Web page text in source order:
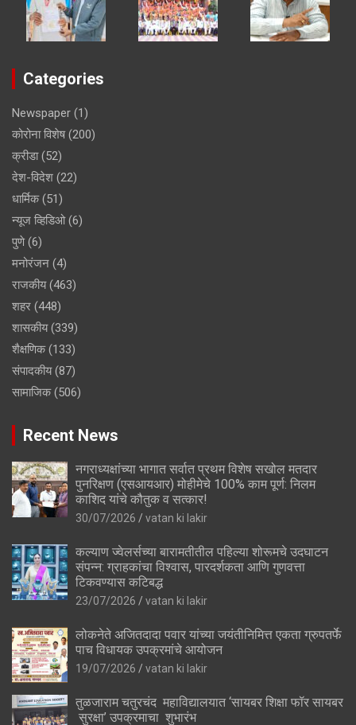
Categories
Newspaper (1)
कोरोना विशेष(200)
क्रीडा(52)
देश-विदेश (22)
धार्मिक(51)
न्यूज व्हिडिओ(6)
पुणे(6)
मनोरंजन (4)
राजकीय(463)
शहर (448)
शासकीय(339)
शैक्षणिक(133)
संपादकीय(87)
सामाजिक(506)
Recent News
नगराध्यक्षांच्या भागात सर्वात प्रथम विशेष सखोल मतदार
पुनरिक्षण (एसआयआर) मोहीमेचे 100% काम पूर्ण: निलम
काशिद यांचे कौतुक व सत्कार!
30/07/2026 vatan ki lakir
कल्याण ज्वेलर्सच्या बारामतीतील पहिल्या शोरूमचे उदघाटन
संपन्न: ग्राहकांचा विश्वास, पारदर्शकता आणि गुणवत्ता
टिकवण्यास कटिबद्ध
23/07/2026 vatan ki lakir
लोकनेते अजितदादा पवार यांच्या जयंतीनिमित्त एकता ग्रुपतर्फे
पाच विधायक उपक्रमांचे आयोजन
19/07/2026 vatan ki lakir
तुळजाराम चतुरचंद महाविद्यालयात ‘सायबर शिक्षा फॉर सायबर
सुरक्षा’ उपक्रमाचा शुभारंभ